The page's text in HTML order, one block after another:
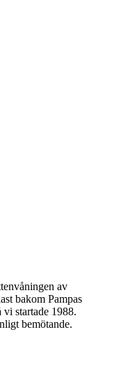
av
bakom Pampas
vi startade 1988.
bemötande.